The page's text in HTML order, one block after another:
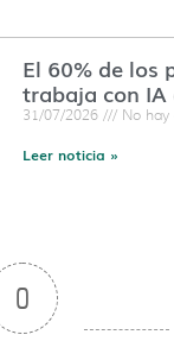
El 60% de los
trabaja con IA
31/07/2026 No hay
Leer noticia »
0